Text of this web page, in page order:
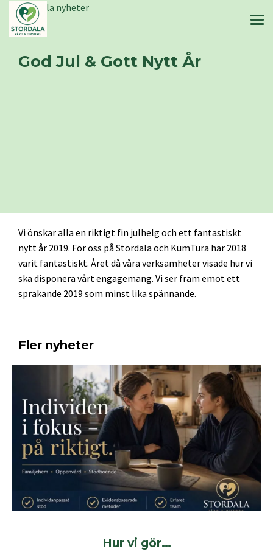
Stordala nyheter
God Jul & Gott Nytt År
Vi önskar alla en riktigt fin julhelg och ett fantastiskt
nytt år 2019. För oss på Stordala och KumTura har 2018
varit fantastiskt. Året då våra verksamheter visade hur vi
ska disponera vårt engagemang. Vi ser fram emot ett
sprakande 2019 som minst lika spännande.
Fler nyheter
Hur vi gör…